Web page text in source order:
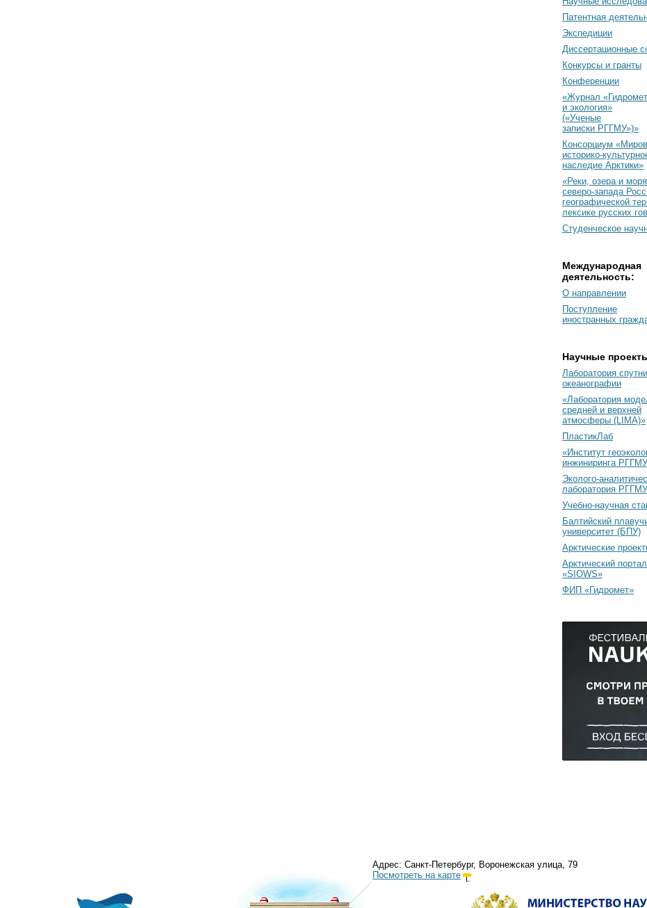
Патентная
Экспедиции
Диссертационные
Конкурсы и гранты
Конференции
«Журнал
и экология»
(«Ученые
записки РГГМУ»)»
Консорциум
историко-
наследие Арктики»
«Реки, озера и моря
северо-запада
географической
лексике русских
Студенческое
Международная
деятельность:
О направлении
Поступление
иностранных
Научные
Лаборатория
океанографии
«Лаборатория
средней и верхней
атмосферы (LIMA)»
ПластикЛаб
«Институт
инжиниринга
Эколого-
лаборатория РГГМУ
Учебно-научная
Балтийский
университет (БПУ)
Арктические
Арктический портал
«SIOWS»
ФИП «Гидромет»
Адрес: Санкт-Петербург, Воронежская улица, 79
Посмотреть на карте